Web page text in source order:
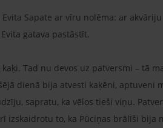
Sapate ar vīru nolēma: ar
gatava pastāstīt.
Tad nu devos uz patversmi – tā
dienā bija atvesti kaķēni, aptuveni
sapratu, ka vēlos tieši viņu.
izskaidrotu to, ka Pūciņas brālīši bija